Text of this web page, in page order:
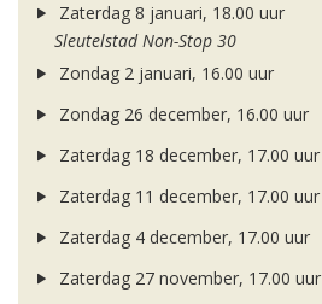
Zaterdag 8 januari, 18.00 uur
Sleutelstad Non-Stop 30
Zondag 2 januari, 16.00 uur
Zondag 26 december, 16.00 uur
Zaterdag 18 december, 17.00 uur
Zaterdag 11 december, 17.00 uur
Zaterdag 4 december, 17.00 uur
Zaterdag 27 november, 17.00 uur